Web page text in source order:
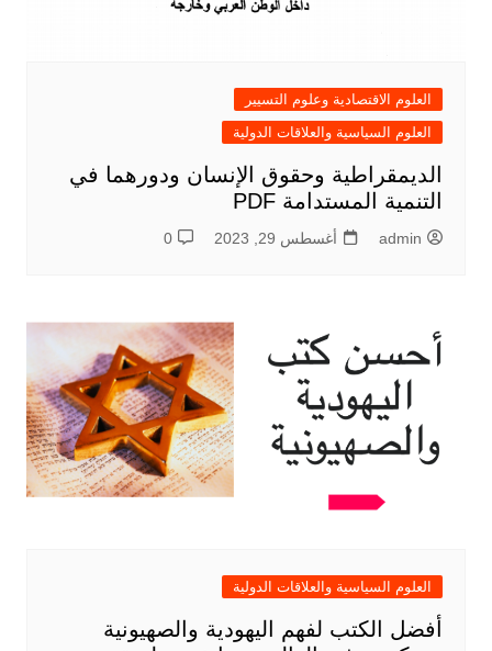
العلوم الاقتصادية وعلوم التسيير
العلوم السياسية والعلاقات الدولية
الديمقراطية وحقوق الإنسان ودورهما في
التنمية المستدامة PDF
admin أغسطس 29, 2023 0
العلوم السياسية والعلاقات الدولية
أفضل الكتب لفهم اليهودية والصهيونية